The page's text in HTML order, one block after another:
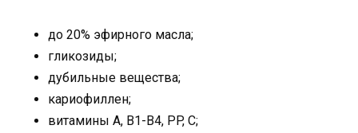
до 20% эфирного масла;
гликозиды;
дубильные вещества;
кариофиллен;
витамины A, B1-B4, PP, C;